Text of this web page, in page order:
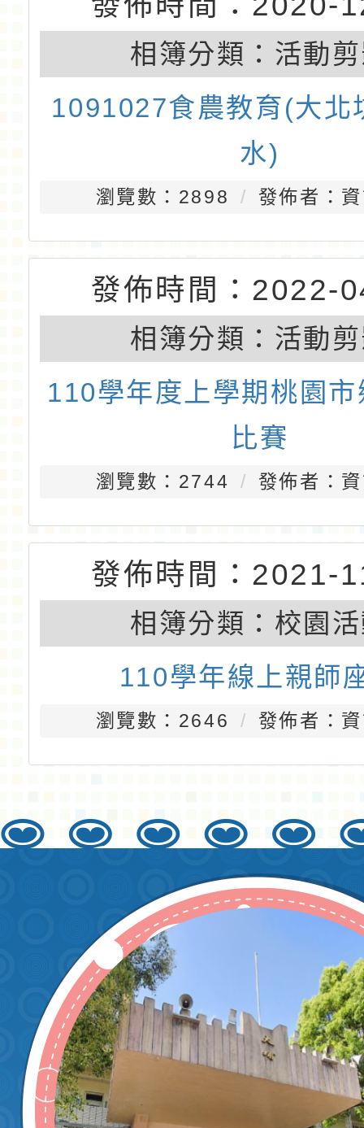
發佈時間：2020-
相簿分類：活動
1090922戶外教育-地
防災館
瀏覽數：3033 發佈者：
發佈時間：2022-
相簿分類：校園
瀏覽數：3031 發佈者：